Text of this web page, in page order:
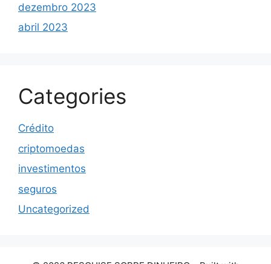
dezembro 2023
abril 2023
Categories
Crédito
criptomoedas
investimentos
seguros
Uncategorized